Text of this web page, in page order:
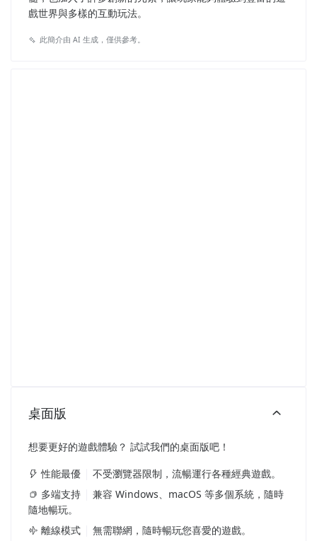
戲世界與多樣的互動玩法。
此簡介由 AI 生成，僅供參考。
桌面版
想要更好的遊戲體驗？ 試試我們的桌面版吧！
性能最優
不受瀏覽器限制，流暢運行各種經典遊戲。
多端支持
兼容 Windows、macOS 等多個系統，隨時
隨地暢玩。
離線模式
無需聯網，隨時暢玩您喜愛的遊戲。